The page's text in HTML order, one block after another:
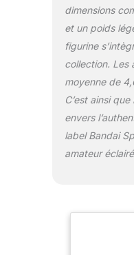
dimensions
et un poids
figurine
collection. Les
moyenne de
C’est ainsi
envers
label Bandai
amateur